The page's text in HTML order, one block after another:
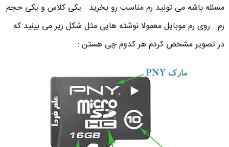
مسئله باشه می تونید رم مناسب رو بخرید . یکی کلاس و یکی حجم
رم . روی رم موبایل معمولا نوشته هایی مثل شکل زیر می بینید که
در تصویر مشخص کردم هر کدوم چی هستن :